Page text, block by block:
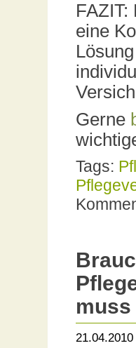
FAZIT:
eine
Gerne
Tags:
muss